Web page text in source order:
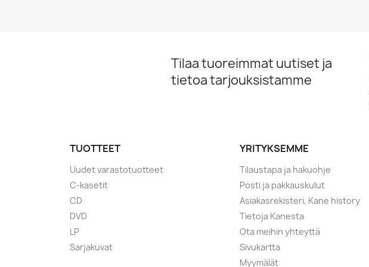
Tilaa tuoreimmat uutiset ja
tietoa tarjouksistamme
TUOTTEET
Uudet varastotuotteet
C-kasetit
CD
DVD
LP
Sarjakuvat
YRITYKSEMME
Tilaustapa ja hakuohje
Posti ja pakkauskulut
Asiakasrekisteri, Kane history
Tietoja Kanesta
Ota meihin yhteyttä
Sivukartta
Myymälät